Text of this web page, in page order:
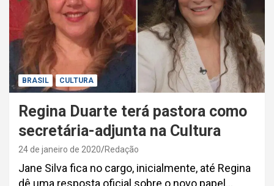
BRASIL CULTURA
Regina Duarte terá pastora como
secretária-adjunta na Cultura
24 de janeiro de 2020 Redação
Jane Silva fica no cargo, inicialmente, até Regina